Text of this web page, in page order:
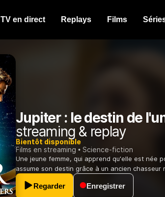
TV en direct Replays Films
Jupiter : le destin de
streaming & replay
Bientôt disponible
Films en streaming
Science-fiction
Une jeune femme, qui apprend qu'elle est née
assume son destin grâce à un ancien chasseur
Regarder Enregistrer